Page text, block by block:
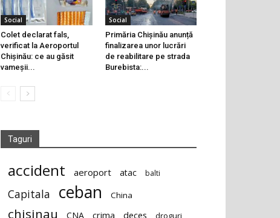
Social
Colet declarat fals,
verificat la Aeroportul
Chișinău: ce au găsit
vameșii...
Social
Primăria Chișinău anunță
finalizarea unor lucrări
de reabilitare pe strada
Burebista:...
Taguri
accident aeroport atac balti
Capitala ceban China
chisinau CNA crima deces droguri